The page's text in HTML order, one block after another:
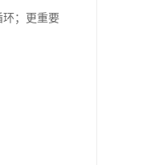
环；更重要